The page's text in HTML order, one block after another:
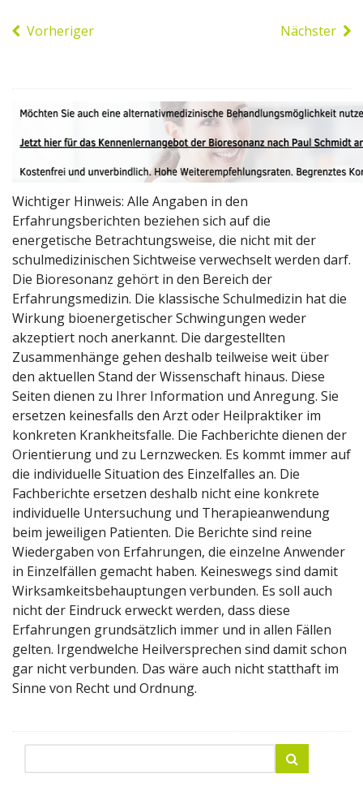
Vorheriger Nächster
Wichtiger Hinweis: Alle Angaben in den
Erfahrungsberichten beziehen sich auf die
energetische Betrachtungsweise, die nicht mit der
schulmedizinischen Sichtweise verwechselt werden darf.
Die Bioresonanz gehört in den Bereich der
Erfahrungsmedizin. Die klassische Schulmedizin hat die
Wirkung bioenergetischer Schwingungen weder
akzeptiert noch anerkannt. Die dargestellten
Zusammenhänge gehen deshalb teilweise weit über
den aktuellen Stand der Wissenschaft hinaus. Diese
Seiten dienen zu Ihrer Information und Anregung. Sie
ersetzen keinesfalls den Arzt oder Heilpraktiker im
konkreten Krankheitsfalle. Die Fachberichte dienen der
Orientierung und zu Lernzwecken. Es kommt immer auf
die individuelle Situation des Einzelfalles an. Die
Fachberichte ersetzen deshalb nicht eine konkrete
individuelle Untersuchung und Therapieanwendung
beim jeweiligen Patienten. Die Berichte sind reine
Wiedergaben von Erfahrungen, die einzelne Anwender
in Einzelfällen gemacht haben. Keineswegs sind damit
Wirksamkeitsbehauptungen verbunden. Es soll auch
nicht der Eindruck erweckt werden, dass diese
Erfahrungen grundsätzlich immer und in allen Fällen
gelten. Irgendwelche Heilversprechen sind damit schon
gar nicht verbunden. Das wäre auch nicht statthaft im
Sinne von Recht und Ordnung.